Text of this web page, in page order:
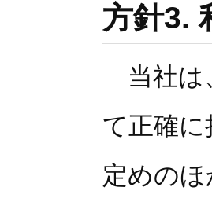
方針3.
当社は
て正確
定めの